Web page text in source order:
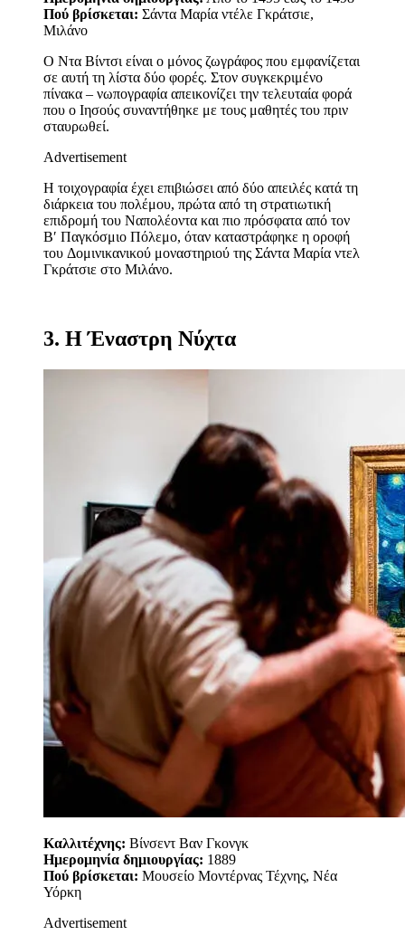
Πού βρίσκεται: Σάντα Μαρία ντέλε Γκράτσιε,
Μιλάνο
Ο Ντα Βίντσι είναι ο μόνος ζωγράφος που εμφανίζεται
σε αυτή τη λίστα δύο φορές. Στον συγκεκριμένο
πίνακα – νωπογραφία απεικονίζει την τελευταία φορά
που ο Ιησούς συναντήθηκε με τους μαθητές του πριν
σταυρωθεί.
Advertisement
Η τοιχογραφία έχει επιβιώσει από δύο απειλές κατά τη
διάρκεια του πολέμου, πρώτα από τη στρατιωτική
επιδρομή του Ναπολέοντα και πιο πρόσφατα από τον
Β′ Παγκόσμιο Πόλεμο, όταν καταστράφηκε η οροφή
του Δομινικανικού μοναστηριού της Σάντα Μαρία ντελ
Γκράτσιε στο Μιλάνο.
3. Η Έναστρη Νύχτα
Καλλιτέχνης: Βίνσεντ Βαν Γκονγκ
Ημερομηνία δημιουργίας: 1889
Πού βρίσκεται: Μουσείο Μοντέρνας Τέχνης, Νέα
Υόρκη
Advertisement